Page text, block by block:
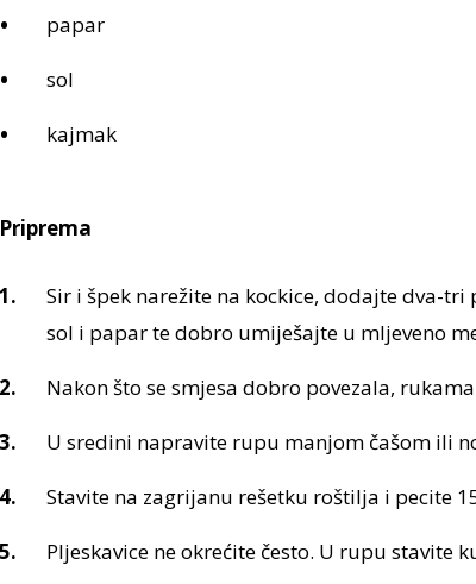
papar
sol
kajmak
Priprema
Sir i špek narežite na kockice, dodajte dva-
sol i papar te dobro umiješajte u mljeveno
Nakon što se smjesa dobro povezala,
U sredini napravite rupu manjom čašom ili
Stavite na zagrijanu rešetku roštilja i pecite
Pljeskavice ne okrećite često. U rupu stavite